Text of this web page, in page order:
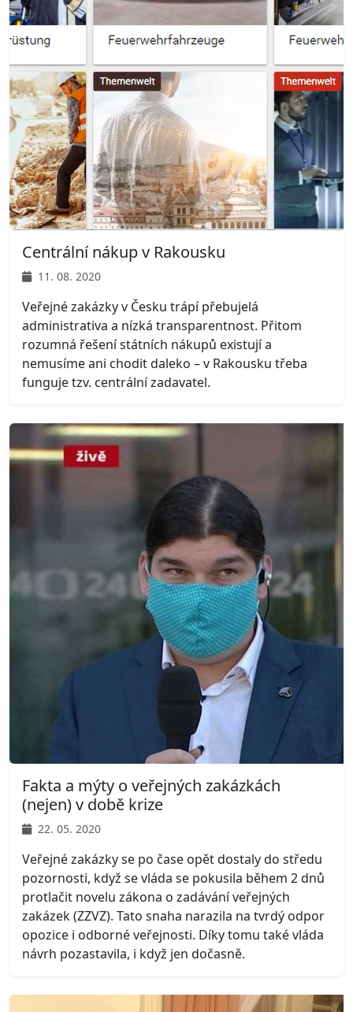
Centrální nákup v Rakousku
11. 08. 2020
Veřejné zakázky v Česku trápí přebujelá
administrativa a nízká transparentnost. Přitom
rozumná řešení státních nákupů existují a
nemusíme ani chodit daleko – v Rakousku třeba
funguje tzv. centrální zadavatel.
Fakta a mýty o veřejných zakázkách
(nejen) v době krize
22. 05. 2020
Veřejné zakázky se po čase opět dostaly do středu
pozornosti, když se vláda se pokusila během 2 dnů
protlačit novelu zákona o zadávání veřejných
zakázek (ZZVZ). Tato snaha narazila na tvrdý odpor
opozice i odborné veřejnosti. Díky tomu také vláda
návrh pozastavila, i když jen dočasně.